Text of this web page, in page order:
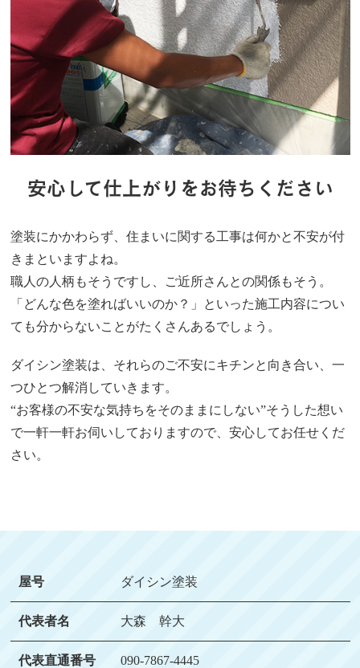
安心して仕上がりをお待ちください
塗装にかかわらず、住まいに関する工事は何かと不安が付
きまといますよね。
職人の人柄もそうですし、ご近所さんとの関係もそう。
「どんな色を塗ればいいのか？」といった施工内容につい
ても分からないことがたくさんあるでしょう。
ダイシン塗装は、それらのご不安にキチンと向き合い、一
つひとつ解消していきます。
“お客様の不安な気持ちをそのままにしない”そうした想い
で一軒一軒お伺いしておりますので、安心してお任せくだ
さい。
屋号 ダイシン塗装
代表者名 大森 幹大
代表直通番号 090-7867-4445